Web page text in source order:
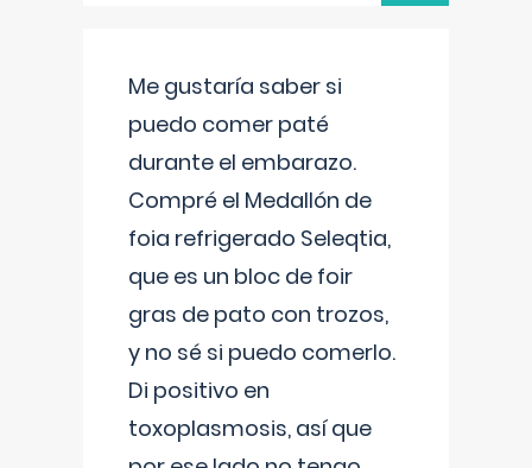
Me gustaría saber si
puedo comer paté
durante el embarazo.
Compré el Medallón de
foia refrigerado Seleqtia,
que es un bloc de foir
gras de pato con trozos,
y no sé si puedo comerlo.
Di positivo en
toxoplasmosis, así que